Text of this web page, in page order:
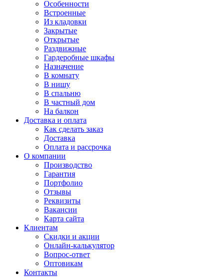
Особенности
Встроенные
Из кладовки
Закрытые
Открытые
Раздвижные
Гардеробные шкафы
Назначение
В комнату
В нишу
В спальню
В частный дом
На балкон
Доставка и оплата
Как сделать заказ
Доставка
Оплата и рассрочка
О компании
Производство
Гарантия
Портфолио
Отзывы
Реквизиты
Вакансии
Карта сайта
Клиентам
Скидки и акции
Онлайн-калькулятор
Вопрос-ответ
Оптовикам
Контакты